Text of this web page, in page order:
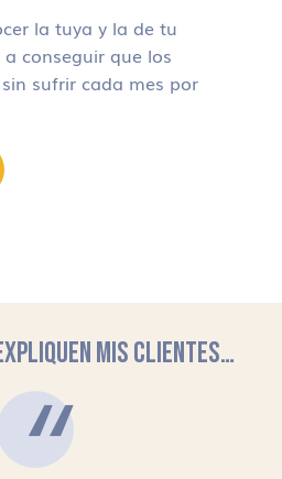
la tuya y la de tu
conseguir que los
sufrir cada mes por
MIS CLIENTES…